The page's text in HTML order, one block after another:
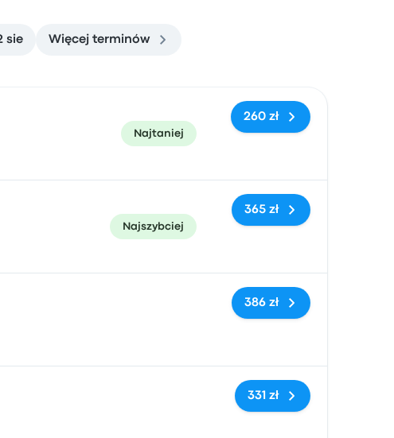
sie Więcej terminów
Najtaniej
260 zł
Najszybciej
365 zł
Brak tagów
386 zł
Brak tagów
331 zł